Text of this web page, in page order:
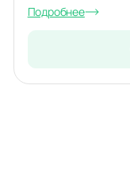
Подробнее